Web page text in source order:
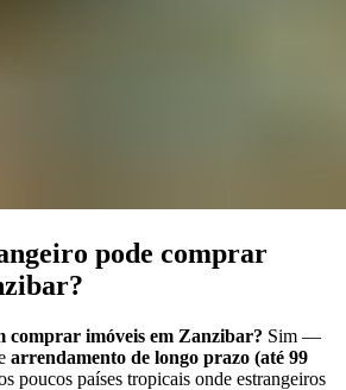
pode comprar
comprar imóveis em Zanzibar? Sim —
arrendamento de longo prazo (até 99
poucos países tropicais onde estrangeiros